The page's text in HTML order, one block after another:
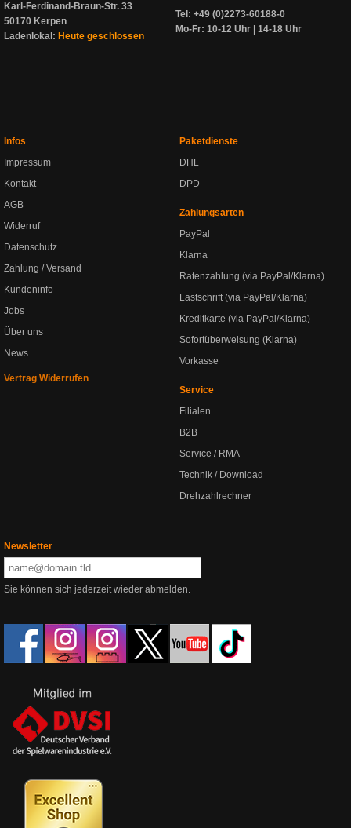
Karl-Ferdinand-Braun-Str. 33
50170 Kerpen
Ladenlokal: Heute geschlossen
Tel: +49 (0)2273-60188-0
Mo-Fr: 10-12 Uhr | 14-18 Uhr
Infos
Impressum
Kontakt
AGB
Widerruf
Datenschutz
Zahlung / Versand
Kundeninfo
Jobs
Über uns
News
Vertrag Widerrufen
Paketdienste
DHL
DPD
Zahlungsarten
PayPal
Klarna
Ratenzahlung (via PayPal/Klarna)
Lastschrift (via PayPal/Klarna)
Kreditkarte (via PayPal/Klarna)
Sofortüberweisung (Klarna)
Vorkasse
Service
Filialen
B2B
Service / RMA
Technik / Download
Drehzahlrechner
Newsletter
Sie können sich jederzeit wieder abmelden.